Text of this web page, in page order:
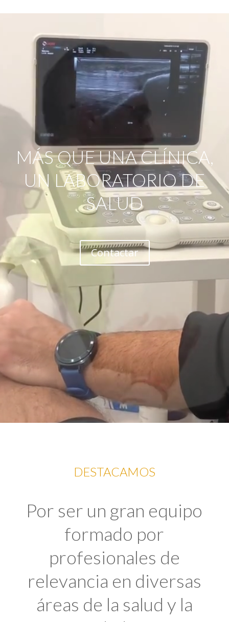
MÁS QUE UNA CLÍNICA,
UN LABORATORIO DE
SALUD
Contactar
DESTACAMOS
Por ser un gran equipo
formado por
profesionales de
relevancia en diversas
áreas de la salud y la